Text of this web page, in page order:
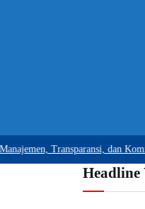
Transparansi, dan
Headline